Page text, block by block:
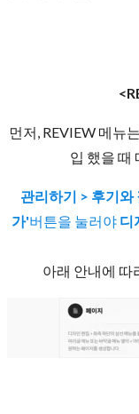
먼저, REVIEW 메뉴
입 했을 때
관리하기 > 후기와
가'버튼을 눌러야 디
아래 안내에 따